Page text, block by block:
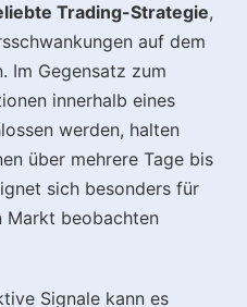
Trading-Strategie,
auf dem
Im Gegensatz zum
innerhalb eines
werden, halten
über mehrere Tage bis
sich besonders für
Markt beobachten
Signale kann es